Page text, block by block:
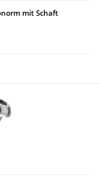
mit Schaft